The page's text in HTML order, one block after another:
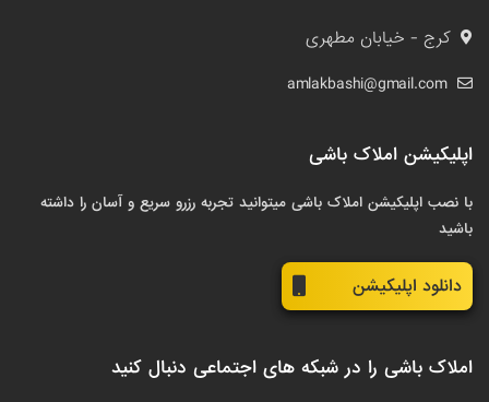
کرج - خیابان مطهری
amlakbashi@gmail.com
اپلیکیشن املاک باشی
با نصب اپلیکیشن املاک باشی میتوانید تجربه رزرو سریع و آسان را داشته
باشید
دانلود اپلیکیشن
املاک باشی را در شبکه های اجتماعی دنبال کنید